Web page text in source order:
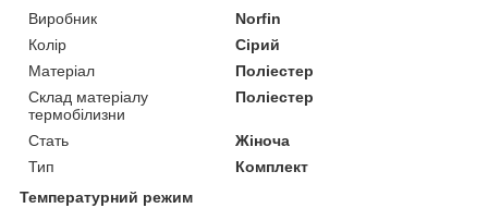
Виробник
Norfin
Колір
Сірий
Матеріал
Поліестер
Склад матеріалу
термобілизни
Поліестер
Стать
Жіноча
Тип
Комплект
Температурний режим